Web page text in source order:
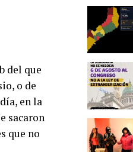
del que
o de
en la
sacaron
que no